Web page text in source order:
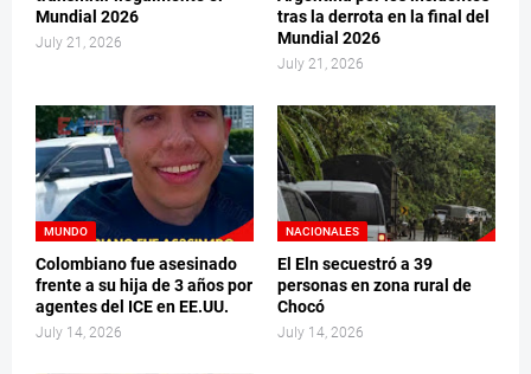
Mundial 2026
July 21, 2026
tras la derrota en la final del
Mundial 2026
July 21, 2026
MUNDO
Colombiano fue asesinado
frente a su hija de 3 años por
agentes del ICE en EE.UU.
July 14, 2026
NACIONALES
El Eln secuestró a 39
personas en zona rural de
Chocó
July 14, 2026